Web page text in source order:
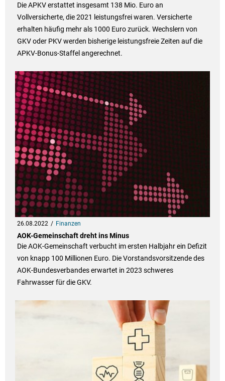
Die APKV erstattet insgesamt 138 Mio. Euro an
Vollversicherte, die 2021 leistungsfrei waren. Versicherte
erhalten häufig mehr als 1000 Euro zurück. Wechslern von
GKV oder PKV werden bisherige leistungsfreie Zeiten auf die
APKV-Bonus-Staffel angerechnet.
26.08.2022 Finanzen
AOK-Gemeinschaft dreht ins Minus
Die AOK-Gemeinschaft verbucht im ersten Halbjahr ein Defizit
von knapp 100 Millionen Euro. Die Vorstandsvorsitzende des
AOK-Bundesverbandes erwartet in 2023 schweres
Fahrwasser für die GKV.